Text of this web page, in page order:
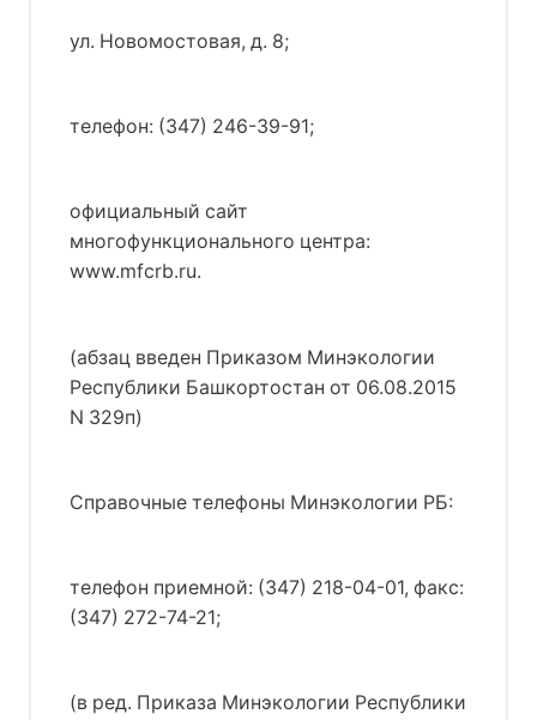
ул. Новомостовая, д. 8;
телефон: (347) 246-39-91;
официальный сайт
многофункционального центра:
www.mfcrb.ru.
(абзац введен Приказом Минэкологии
Республики Башкортостан от 06.08.2015
N 329п)
Справочные телефоны Минэкологии РБ:
телефон приемной: (347) 218-04-01, факс:
(347) 272-74-21;
(в ред. Приказа Минэкологии Республики